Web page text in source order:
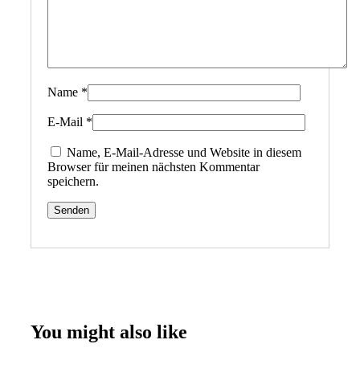
Name *
E-Mail *
Name, E-Mail-Adresse und Website in diesem
Browser für meinen nächsten Kommentar
speichern.
You might also like